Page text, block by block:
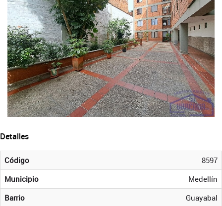
Detalles
Código
8597
Municipio
Medellín
Barrio
Guayabal